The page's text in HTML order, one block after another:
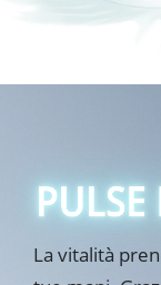
La vitalità